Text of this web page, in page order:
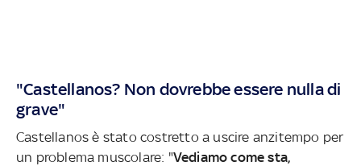
"Castellanos? Non dovrebbe essere nulla di
grave"
Castellanos è stato costretto a uscire anzitempo per
un problema muscolare: "Vediamo come sta,